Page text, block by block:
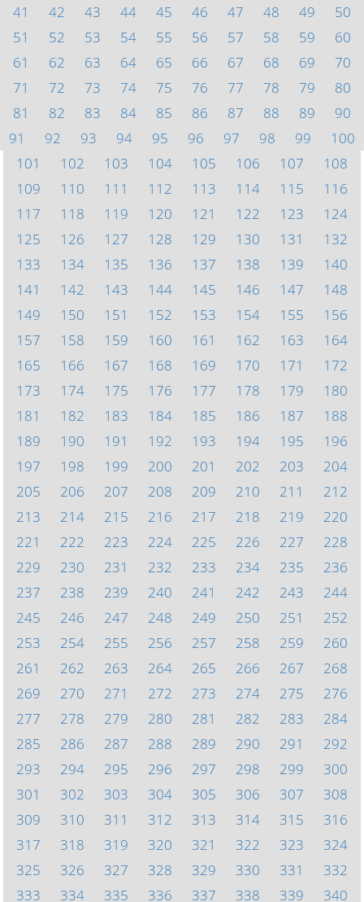
41
42 43 44 45 46 47 48 49
50
51
52 53 54 55 56 57 58 59
60
61
62 63 64 65 66 67 68 69
70
71
72 73 74 75 76 77 78 79
80
81
82 83 84 85 86 87 88 89
90
91
92 93 94 95 96 97 98 99
100
101
102 103 104 105 106 107
108
109
110 111 112 113 114 115
116
117
118 119 120 121 122 123
124
125
126 127 128 129 130 131
132
133
134 135 136 137 138 139
140
141
142 143 144 145 146 147
148
149
150 151 152 153 154 155
156
157
158 159 160 161 162 163
164
165
166 167 168 169 170 171
172
173
174 175 176 177 178 179
180
181
182 183 184 185 186 187
188
189
190 191 192 193 194 195
196
197
198 199 200 201 202 203
204
205
206 207 208 209 210 211
212
213
214 215 216 217 218 219
220
221
222 223 224 225 226 227
228
229
230 231 232 233 234 235
236
237
238 239 240 241 242 243
244
245
246 247 248 249 250 251
252
253
254 255 256 257 258 259
260
261
262 263 264 265 266 267
268
269
270 271 272 273 274 275
276
277
278 279 280 281 282 283
284
285
286 287 288 289 290 291
292
293
294 295 296 297 298 299
300
301
302 303 304 305 306 307
308
309
310 311 312 313 314 315
316
317
318 319 320 321 322 323
324
325
326 327 328 329 330 331
332
333
334 335 336 337 338 339 340